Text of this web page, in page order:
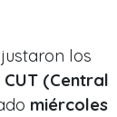
los
CUT (Central
miércoles